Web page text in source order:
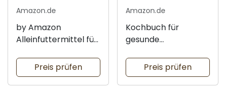
Amazon.de
by Amazon
Alleinfuttermittel für
Preis prüfen
Amazon.de
Kochbuch für
gesunde
Preis prüfen